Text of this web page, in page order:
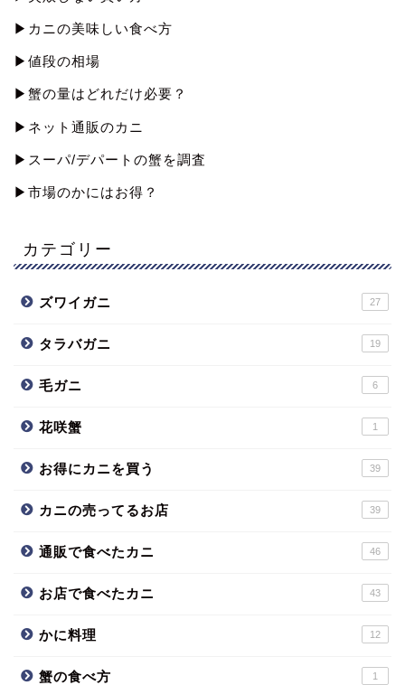
▶︎カニの美味しい食べ方
▶︎値段の相場
▶︎蟹の量はどれだけ必要？
▶︎ネット通販のカニ
▶︎スーパ/デパートの蟹を調査
▶︎市場のかにはお得？
カテゴリー
ズワイガニ 27
タラバガニ 19
毛ガニ 6
花咲蟹 1
お得にカニを買う 39
カニの売ってるお店 39
通販で食べたカニ 46
お店で食べたカニ 43
かに料理 12
蟹の食べ方 1